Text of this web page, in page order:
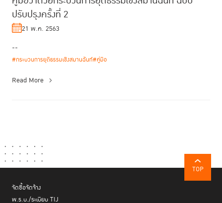
ปรับปรุงครั้งที่ 2
21 พ.ค. 2563
--
#กระบวนการยุติธรรมเชิงสมานฉันท์#คู่มือ
Read More
TOP
จัดซื้อจัดจ้าง
พ.ร.บ./ระเบียบ TIJ